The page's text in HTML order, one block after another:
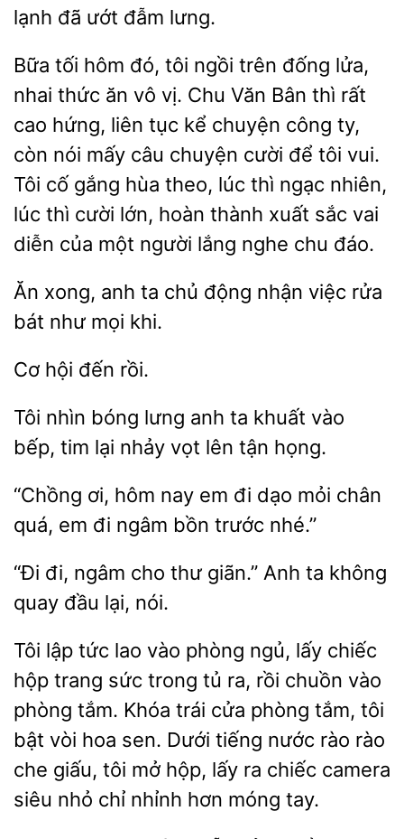
lạnh
ướt đẫm lưng.
Bữa tối hôm đó, tôi ngồi trên đống lửa,
nhai thức ăn vô vị. Chu Văn Bân thì rất
cao hứng, liên tục kể chuyện công ty,
còn nói mấy
chuyện cười để tôi vui.
Tôi cố gắng hùa theo, lúc thì ngạc nhiên,
lúc
cười lớn,
thành xuất sắc vai
diễn của một người lắng nghe chu đáo.
Ăn anh chủ động
việc rửa
bát như mọi khi.
Cơ
Tôi nhìn bóng lưng anh ta khuất vào
bếp,
lại nhảy vọt tận
“Chồng ơi, nay em đi
mỏi
quá, em đi ngâm bồn trước nhé.”
đi, ngâm cho thư giãn.”
ta không
quay
lại, nói.
Tôi lập tức lao vào phòng ngủ, lấy chiếc
hộp trang sức
tủ ra, rồi chuồn vào
phòng tắm. Khóa trái cửa phòng tắm, tôi
bật vòi hoa sen. Dưới tiếng nước rào rào
che giấu, tôi mở hộp, lấy
chiếc
siêu nhỏ chỉ nhỉnh hơn móng tay.